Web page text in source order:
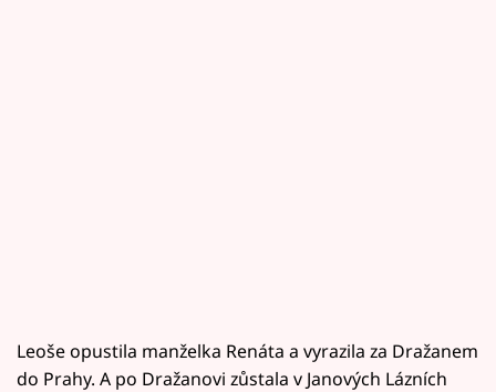
Leoše opustila manželka Renáta a vyrazila za Dražanem
do Prahy. A po Dražanovi zůstala v Janových Lázních